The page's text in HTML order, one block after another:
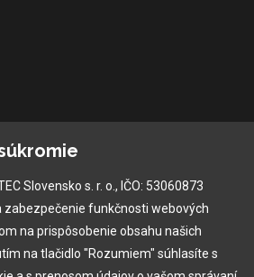
Slovensko s. r. o., IČO: 53060873
zabezpečenie funkčnosti webových
na prispôsobenie obsahu našich
na tlačidlo "Rozumiem" súhlasíte s